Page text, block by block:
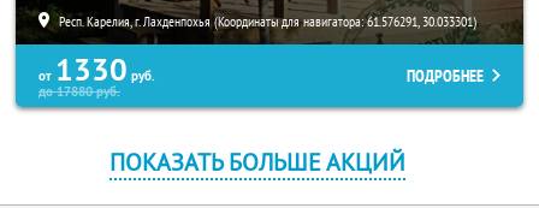
Респ. Карелия, г. Лахденпохья (Координаты для навигатора: 61.576291, 30.033301)
от 1330 руб.
до17880руб.
ПОДРОБНЕЕ
ПОКАЗАТЬ БОЛЬШЕ АКЦИЙ